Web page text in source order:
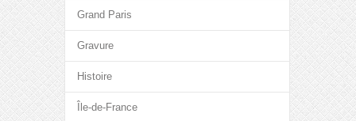
Grand Paris
Gravure
Histoire
Île-de-France